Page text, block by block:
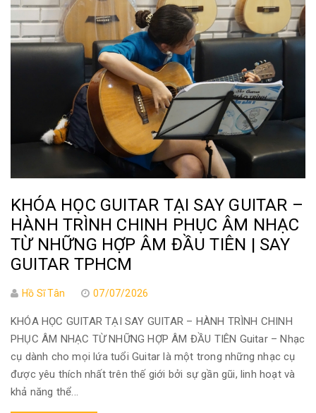
KHÓA HỌC GUITAR TẠI SAY GUITAR –
HÀNH TRÌNH CHINH PHỤC ÂM NHẠC
TỪ NHỮNG HỢP ÂM ĐẦU TIÊN | SAY
GUITAR TPHCM
Hồ Sĩ Tân 07/07/2026
KHÓA HỌC GUITAR TẠI SAY GUITAR – HÀNH TRÌNH CHINH
PHỤC ÂM NHẠC TỪ NHỮNG HỢP ÂM ĐẦU TIÊN Guitar – Nhạc
cụ dành cho mọi lứa tuổi Guitar là một trong những nhạc cụ
được yêu thích nhất trên thế giới bởi sự gần gũi, linh hoạt và
khả năng thể...